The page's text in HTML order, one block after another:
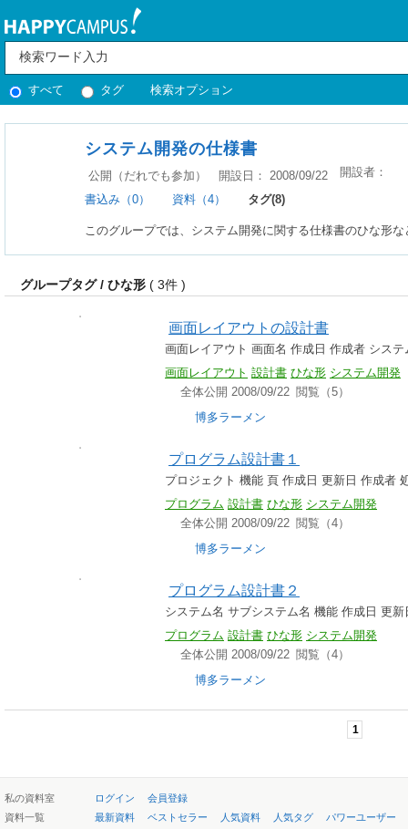
すべて タグ 検索オプション
システム開発の仕様書
公開（だれでも参加） 開設日： 2008/09/22 開設者：
書込み（0） 資料（4） タグ(8)
このグループでは、システム開発に関する仕様書のひな形
グループタグ / ひな形 ( 3件 )
画面レイアウトの設計書
画面レイアウト 画面名 作成日 作成者 シス
画面レイアウト 設計書 ひな形 システム開発
全体公開 2008/09/22 閲覧（5）
博多ラーメン
プログラム設計書１
プロジェクト 機能 頁 作成日 更新日 作成者
プログラム 設計書 ひな形 システム開発
全体公開 2008/09/22 閲覧（4）
博多ラーメン
プログラム設計書２
システム名 サブシステム名 機能 作成日 更
プログラム 設計書 ひな形 システム開発
全体公開 2008/09/22 閲覧（4）
博多ラーメン
1
私の資料室 ログイン
会員登録
資料一覧
最新資料 ベストセラー 人気資料 人気タグ
パワーユーザー